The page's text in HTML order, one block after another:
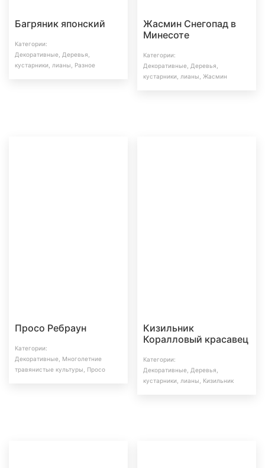
Багряник японский
Категории:
Декоративные
Деревья,
кустарники, лианы
Разное
Жасмин Снегопад в
Минесоте
Категории:
Декоративные
Деревья,
кустарники, лианы
Жасмин
Просо Ребраун
Категории:
Декоративные
Многолетние
травянистые культуры
Просо
Кизильник
Коралловый красавец
Категории:
Декоративные
Деревья,
кустарники, лианы
Кизильник